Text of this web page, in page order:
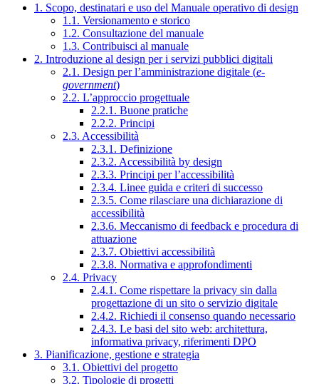
1. Scopo, destinatari e uso del Manuale operativo di design
1.1. Versionamento e storico
1.2. Consultazione del manuale
1.3. Contribuisci al manuale
2. Introduzione al design per i servizi pubblici digitali
2.1. Design per l’amministrazione digitale (e-
government)
2.2. L’approccio progettuale
2.2.1. Buone pratiche
2.2.2. Principi
2.3. Accessibilità
2.3.1. Definizione
2.3.2. Accessibilità by design
2.3.3. Principi per l’accessibilità
2.3.4. Linee guida e criteri di successo
2.3.5. Come rilasciare una dichiarazione di
accessibilità
2.3.6. Meccanismo di feedback e procedura di
attuazione
2.3.7. Obiettivi accessibilità
2.3.8. Normativa e approfondimenti
2.4. Privacy
2.4.1. Come rispettare la privacy sin dalla
progettazione di un sito o servizio digitale
2.4.2. Richiedi il consenso quando necessario
2.4.3. Le basi del sito web: architettura,
informativa privacy, riferimenti DPO
3. Pianificazione, gestione e strategia
3.1. Obiettivi del progetto
3.2. Tipologie di progetti